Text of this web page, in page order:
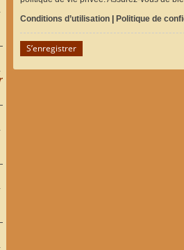
Conditions d’utilisation | Politique de
S’enregistrer